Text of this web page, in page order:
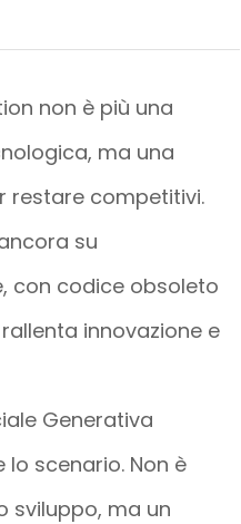
non è più una
ma una
restare competitivi.
su
con codice obsoleto
innovazione e
Generativa
scenario. Non è
sviluppo, ma un